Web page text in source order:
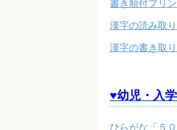
書き順付プリ
漢字の読み取
漢字の書き取
♥幼児・入
ひらがな「５